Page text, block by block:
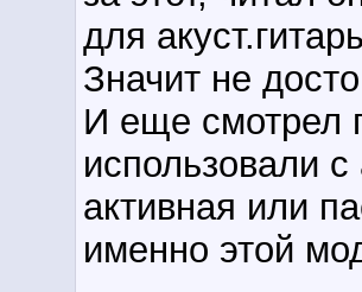
для
Значит не
И еще смотрел
использовали с
активная или
именно этой